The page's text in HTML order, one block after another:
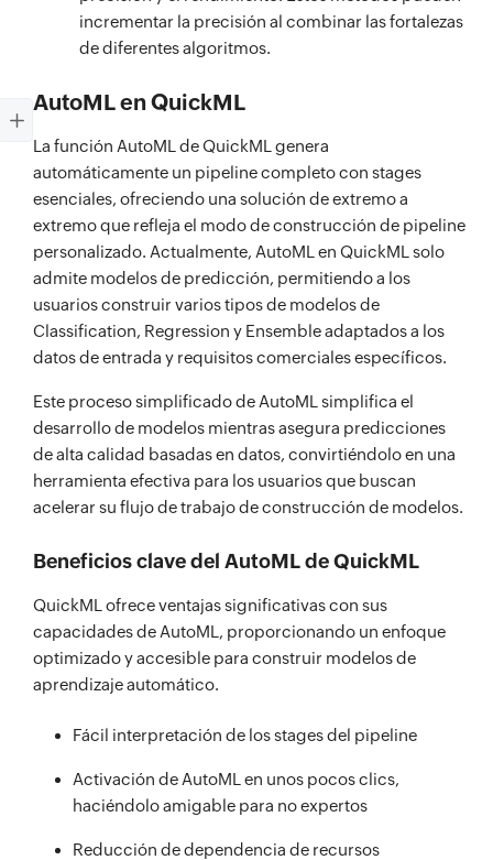
incrementar la precisión al combinar las fortalezas
de diferentes algoritmos.
AutoML en QuickML
La función AutoML de QuickML genera
automáticamente un pipeline completo con stages
esenciales, ofreciendo una solución de extremo a
extremo que refleja el modo de construcción de pipeline
personalizado. Actualmente, AutoML en QuickML solo
admite modelos de predicción, permitiendo a los
usuarios construir varios tipos de modelos de
Classification, Regression y Ensemble adaptados a los
datos de entrada y requisitos comerciales específicos.
Este proceso simplificado de AutoML simplifica el
desarrollo de modelos mientras asegura predicciones
de alta calidad basadas en datos, convirtiéndolo en una
herramienta efectiva para los usuarios que buscan
acelerar su flujo de trabajo de construcción de modelos.
Beneficios clave del AutoML de QuickML
QuickML ofrece ventajas significativas con sus
capacidades de AutoML, proporcionando un enfoque
optimizado y accesible para construir modelos de
aprendizaje automático.
Fácil interpretación de los stages del pipeline
Activación de AutoML en unos pocos clics,
haciéndolo amigable para no expertos
Reducción de dependencia de recursos